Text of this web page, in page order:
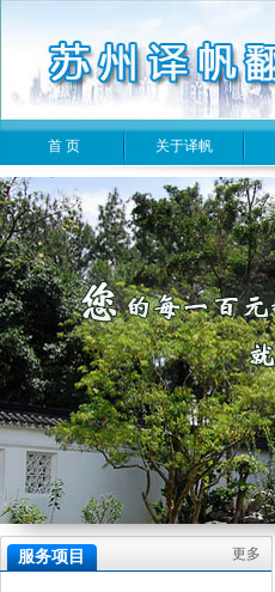
首 页 关于译帆
服务项目 更多